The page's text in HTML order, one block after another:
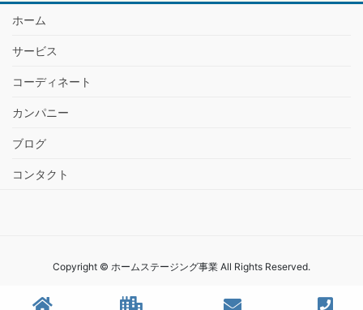
ホーム
サービス
コーディネート
カンパニー
ブログ
コンタクト
Copyright © ホームステージング事業 All Rights Reserved.